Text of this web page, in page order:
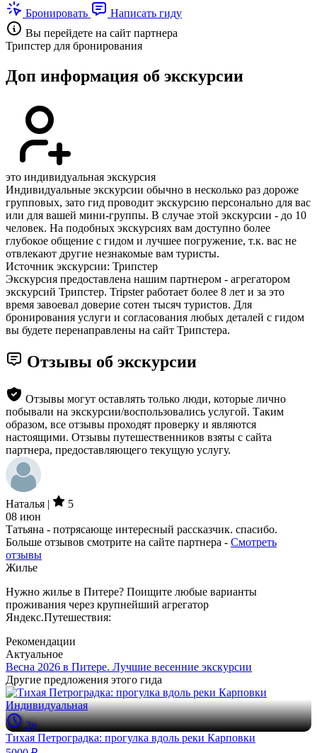
Бронировать
Написать гиду
Вы перейдете на сайт партнера
Трипстер для бронирования
Доп информация об экскурсии
это индивидуальная экскурсия
Индивидуальные экскурсии обычно в несколько раз дороже
групповых, зато гид проводит экскурсию персонально для вас
или для вашей мини-группы. В случае этой экскурсии - до 10
человек. На подобных экскурсиях вам доступно более
глубокое общение с гидом и лучшее погружение, т.к. вас не
отвлекают другие незнакомые вам туристы.
Источник экскурсии: Трипстер
Экскурсия предоставлена нашим партнером - агрегатором
экскурсий Трипстер. Tripster работает более 8 лет и за это
время завоевал доверие сотен тысяч туристов. Для
бронирования услуги и согласования любых деталей с гидом
вы будете перенаправлены на сайт Трипстера.
Отзывы об экскурсии
Отзывы могут оставлять только люди, которые лично
побывали на экскурсии/воспользовались услугой. Таким
образом, все отзывы проходят проверку и являются
настоящими. Отзывы путешественников взяты с сайта
партнера, предоставляющего текущую услугу.
Наталья |
5
08 июн
Татьяна - потрясающе интересный рассказчик. спасибо.
Больше отзывов смотрите на сайте партнера - Смотреть
отзывы
Жилье
Нужно жилье в Питере? Поищите любые варианты
проживания через крупнейший агрегатор
Яндекс.Путешествия:
Рекомендации
Актуальное
Весна 2026 в Питере. Лучшие весенние экскурсии
Другие предложения этого гида
Индивидуальная
2ч
Тихая Петроградка: прогулка вдоль реки Карповки